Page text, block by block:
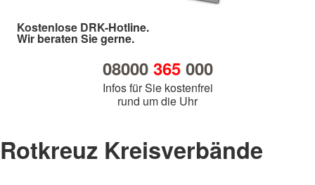
Kostenlose DRK-Hotline.
Wir beraten Sie gerne.
08000 365000
Infos für Sie kostenfrei
rund um die Uhr
Rotkreuz Kreisverbände